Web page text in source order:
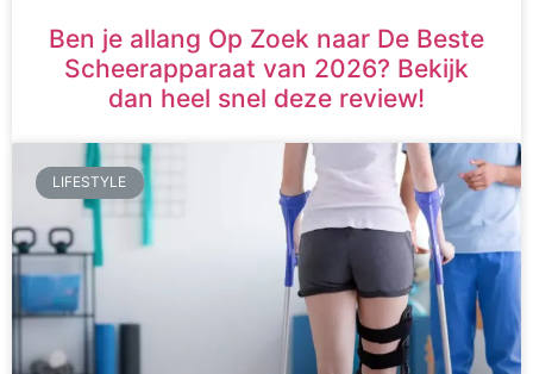
Ben je allang Op Zoek naar De Beste
Scheerapparaat van 2026? Bekijk
dan heel snel deze review!
LIFESTYLE